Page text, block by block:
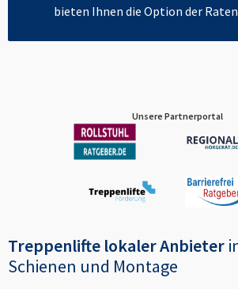
bieten Ihnen die Option der
Unsere Partnerportal
Treppenlifte lokaler Anbieter
Schienen und Montage